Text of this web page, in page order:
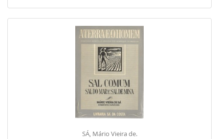
SÁ, Mário Vieira de.